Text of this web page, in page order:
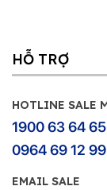
HỖ TRỢ
HOTLINE SALE
1900 63 64 65
0964 69 12 99
EMAIL SALE